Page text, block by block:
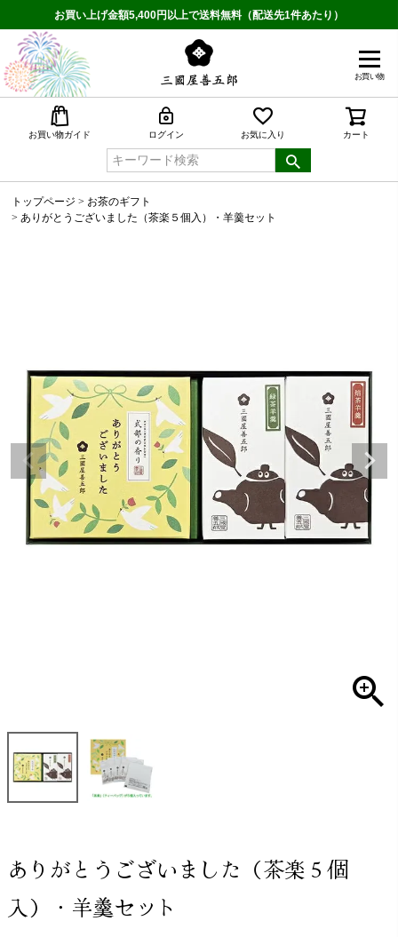
お買い上げ金額5,400円以上で送料無料（配送先1件あたり）
お買い物
お買い物ガイド ログイン お気に入り カート
トップページ
お茶のギフト
ありがとうございました（茶楽５個入）・羊羹セット
ありがとうございました（茶楽５個
入）・羊羹セット